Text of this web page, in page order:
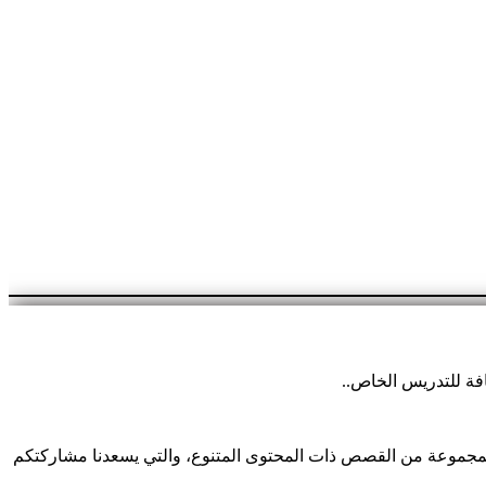
للتدريس الخاص..
والتوزيع في الاردن)، بالإضافة لمجموعة من القصص ذات المحتوى المتنوع، والتي يسعدنا مشاركتكم